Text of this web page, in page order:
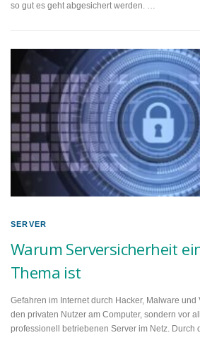
so gut es geht abgesichert werden. …
SERVER
Warum Serversicherheit
Thema ist
Gefahren im Internet durch Hacker, Malware
den privaten Nutzer am Computer, sondern vor
professionell betriebenen Server im Netz. Durch